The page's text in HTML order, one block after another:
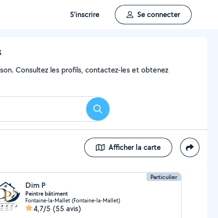
S'inscrire Se connecter
Consultez les profils, contactez-les et obtenez
Rechercher
Afficher la carte
Particulier
Dim P
Peintre bâtiment
Fontaine-la-Mallet (Fontaine-la-Mallet)
4,7/5 (55 avis)